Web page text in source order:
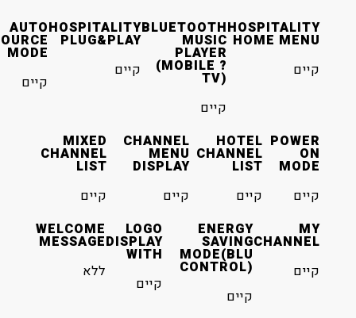
HOSPITALITY
HOME MENU
BLUETOOTH
MUSIC
PLAYER
(MOBILE ?
HOSPITALITY
PLUG&PLAY
קיים
AUTO
SOURCE
MODE
POWER
MODE
HOTEL
CHANNEL
LIST
קיים
CHANNEL
MENU
DISPLAY
MIXED
CHANNEL
LIST
CHANNEL
ENERGY
SAVING
MODE(BLU
CONTROL)
DISPLAY
WITH
WELCOME
MESSAGE